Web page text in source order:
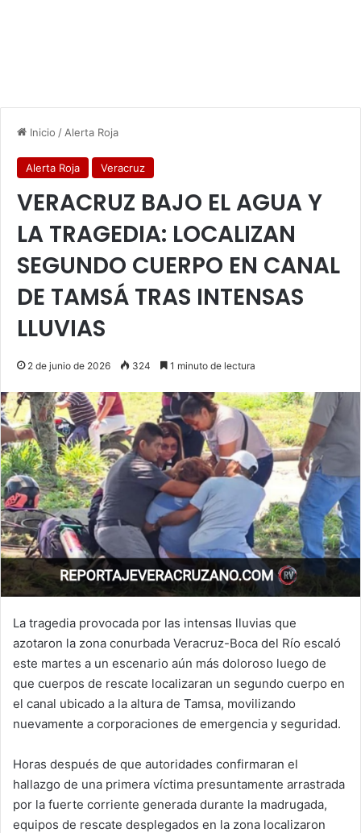
Inicio / Alerta Roja
Alerta Roja Veracruz
VERACRUZ BAJO EL AGUA Y
LA TRAGEDIA: LOCALIZAN
SEGUNDO CUERPO EN CANAL
DE TAMSÁ TRAS INTENSAS
LLUVIAS
2 de junio de 2026 324 1 minuto de lectura
La tragedia provocada por las intensas lluvias que
azotaron la zona conurbada Veracruz-Boca del Río escaló
este martes a un escenario aún más doloroso luego de
que cuerpos de rescate localizaran un segundo cuerpo en
el canal ubicado a la altura de Tamsa, movilizando
nuevamente a corporaciones de emergencia y seguridad.
Horas después de que autoridades confirmaran el
hallazgo de una primera víctima presuntamente arrastrada
por la fuerte corriente generada durante la madrugada,
equipos de rescate desplegados en la zona localizaron